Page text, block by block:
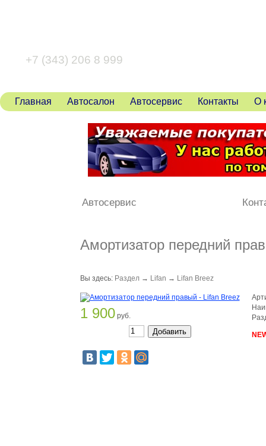
+7 (343) 206 8 999
Главная Автосалон Автосервис Контакты О
Автосервис
Амортизатор передний
Вы здесь: Раздел→ Lifan → Lifan Breez
1 900 руб.